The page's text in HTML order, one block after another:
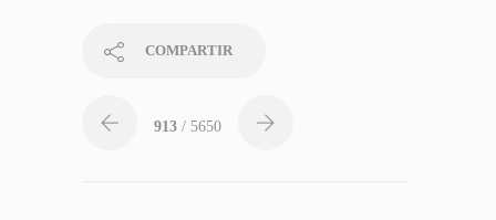
COMPARTIR
913 / 5650